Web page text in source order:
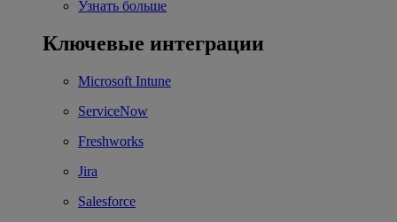
Узнать больше
Ключевые интеграции
Microsoft Intune
ServiceNow
Freshworks
Jira
Salesforce